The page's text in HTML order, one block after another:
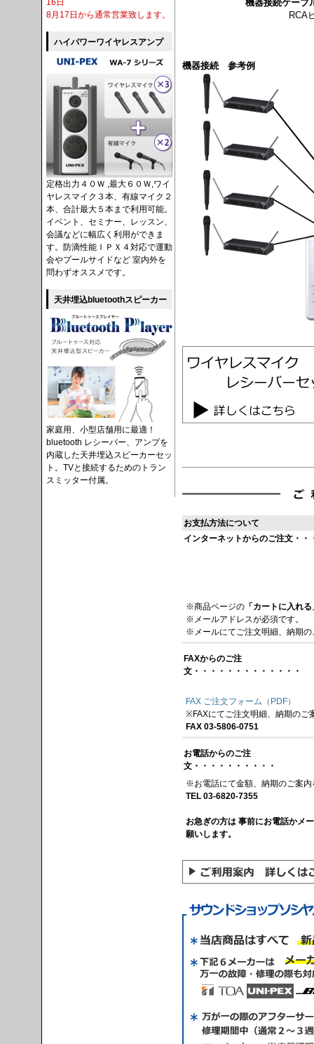
機器接続ケーブ
RCA
機器接続 参考例
お支払方法について
インターネットからのご注文・・
※商品ページの 「カートに入れる
※メールアドレスが必須です。
※メールにてご注文明細、納期
FAXからのご注
文・・・・・・・・・・・・・
FAX ご注文フォーム（PDF）
※FAXにてご注文明細、納期のご
FAX 03-5806-0751
お電話からのご注
文・・・・・・・・・・
※お電話にて金額、納期のご案内
TEL 03-6820-7355
お急ぎの方は 事前にお電話かメ
願いします。
16日
8月17日から通常営業致します。
ハイパワーワイヤレスアンプ
定格出力４０Ｗ ,最大６０Ｗ,ワイ
ヤレスマイク３本、有線マイク２
本、合計最大５本まで利用可能。
イベント、セミナー、レッスン、
会議などに幅広く利用ができま
す。防滴性能ＩＰＸ４対応で運動
会やプールサイドなど 室内外を
問わずオススメです。
天井埋込bluetoothスピーカー
家庭用、小型店舗用に最適！
bluetooth レシーバー、アンプを
内蔵した天井埋込スピーカーセッ
ト。TVと接続するためのトラン
スミッター付属。